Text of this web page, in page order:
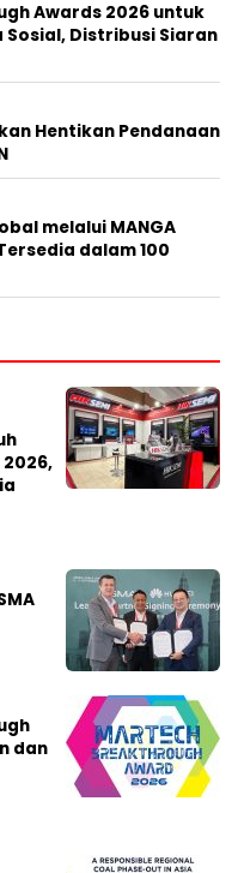
Awards 2026 untuk
Sosial, Distribusi Siaran
Hentikan Pendanaan
melalui MANGA
dalam 100
dan